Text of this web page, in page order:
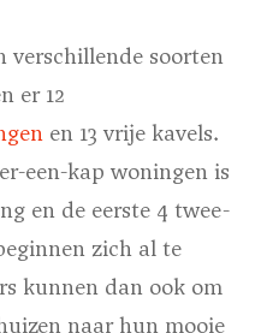
verschillende soorten
er 12
en 13 vrije kavels.
een-kap woningen is
en de eerste 4 twee-
zich al te
kunnen dan ook om
naar hun mooie